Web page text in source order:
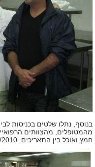
בנוסף, נתלו שלטים בכניסות
מהמטופלים, מהצוותים
חמץ ואוכל בין התאריכים: 27/3/2010-6/4/2010